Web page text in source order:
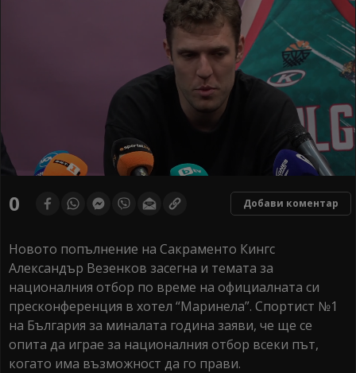
of0 Добави коментар
Новото попълнение на Сакраменто Кингс
Александър Везенков засегна и темата за
националния отбор по време на официалната си
пресконференция в хотел “Маринела”. Спортист №1
на България за миналата година заяви, че ще се
опита да играе за националния отбор всеки път,
когато има възможност да го прави.